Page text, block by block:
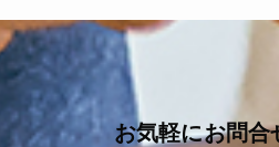
お気軽にお問合